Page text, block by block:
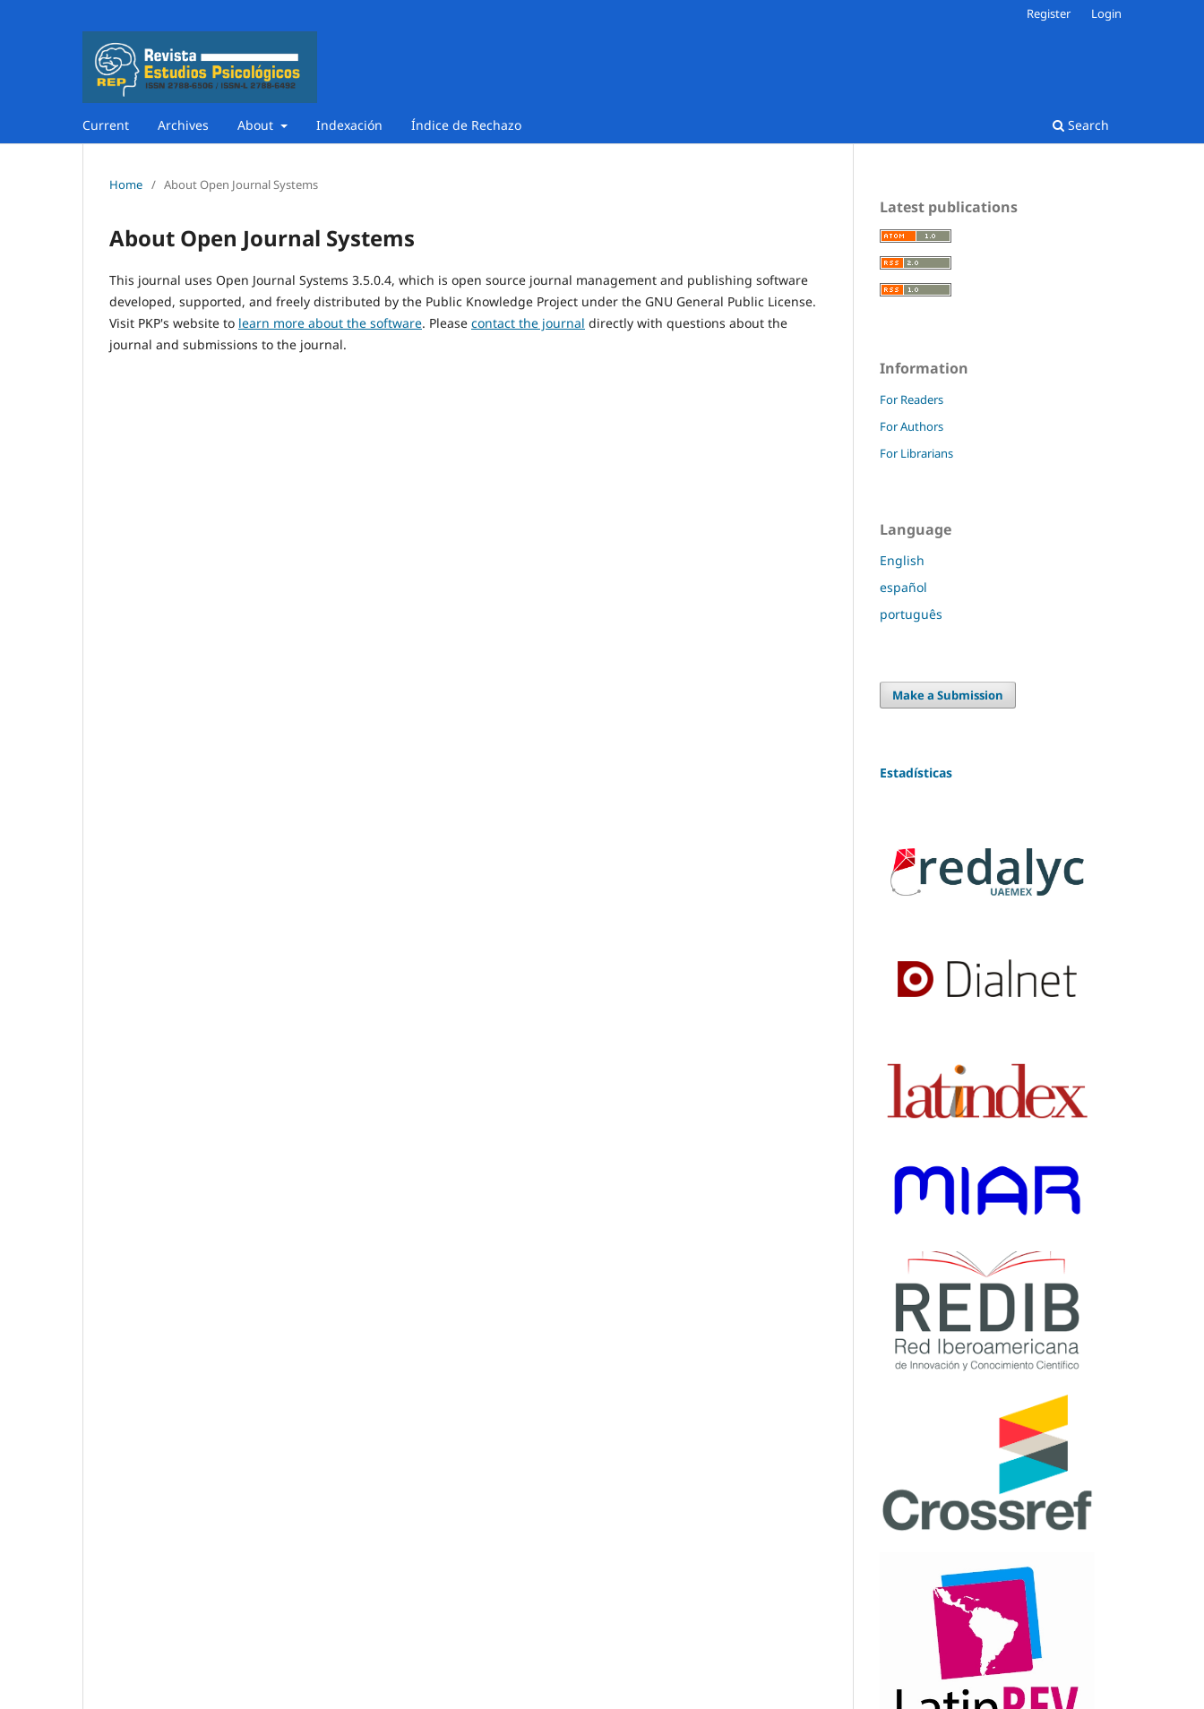
Current Archives About Indexación Índice de Rechazo Search
Register Login
Home / About Open Journal Systems
About Open Journal Systems
This journal uses Open Journal Systems 3.5.0.4, which is open source journal management and publishing software
developed, supported, and freely distributed by the Public Knowledge Project under the GNU General Public License.
Visit PKP's website to learn more about the software. Please contact the journal directly with questions about the
journal and submissions to the journal.
Latest publications
Information
For Readers
For Authors
For Librarians
Language
English
español
português
Make a Submission
Estadísticas